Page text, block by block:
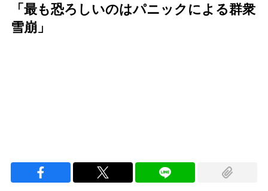
「最も恐ろしいのはパニックによる群衆
雪崩」